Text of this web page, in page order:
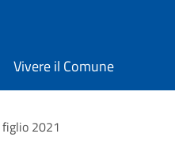
Vivere il Comune
2021